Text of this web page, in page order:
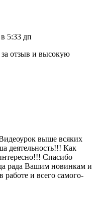
5:33 дп
отзыв и высокую
выше всяких
деятельность!!! Как
Спасибо
рада Вашим новинкам и
и всего самого-